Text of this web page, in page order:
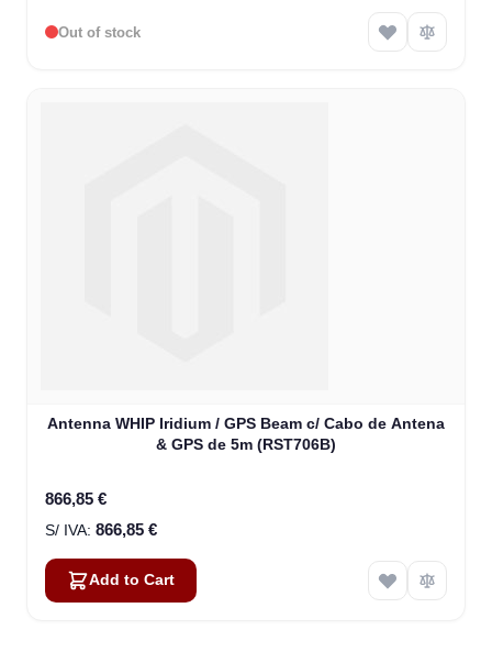
Out of stock
Antenna WHIP Iridium / GPS Beam c/ Cabo de Antena
& GPS de 5m (RST706B)
866,85 €
866,85 €
Add to Cart